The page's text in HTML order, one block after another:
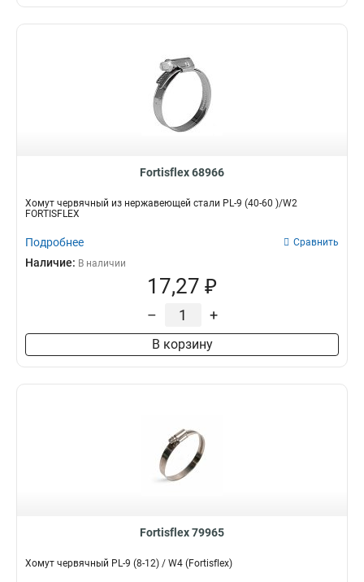
Fortisflex 68966
Хомут червячный из нержавеющей стали PL-9 (40-60 )/W2
FORTISFLEX
Подробнее Сравнить
Наличие: В наличии
17,27 ₽
– +
В корзину
Fortisflex 79965
Хомут червячный PL-9 (8-12) / W4 (Fortisflex)